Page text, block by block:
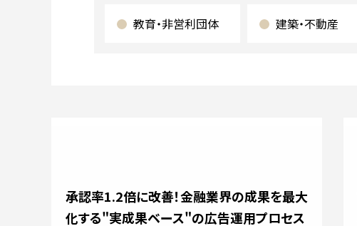
教育・非営利団体 建築・不動産
承認率1.2倍に改善！金融業界の成果を最大
化する"実成果ベース"の広告運用プロセス